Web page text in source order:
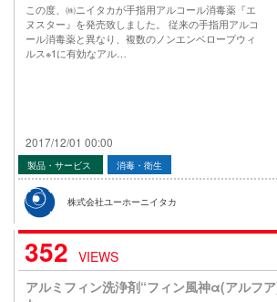
この度、㈱ニイタカが手指用アルコール消毒薬『エ
ヌスター』を発売致しました。 従来の手指用アルコ
ール消毒薬と異なり、複数のノンエンベロープウィ
ルス※1に有効なアル…
2017/12/01 00:00
製品・サービス 消毒・衛生
株式会社ユーホーニイタカ
352 VIEWS
アルミフィン洗浄剤“フィン風神α(アルフ